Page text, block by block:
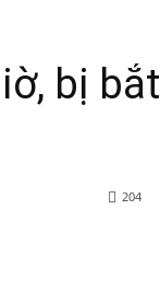
bị bắt
204